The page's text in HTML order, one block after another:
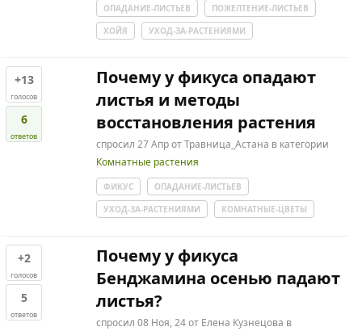
ОПАДАНИЕ-ЛИСТЬЕВ
ПОЖЕЛТЕНИЕ-ЛИСТЬЕВ
ХОЙЯ
УХОД-ЗА-РАСТЕНИЯМИ
+13
голосов
6
ответов
Почему у фикуса опадают
листья и методы
восстановления растения
спросил 27 Апр отТравница_Астана в категории
Комнатные растения
ФИКУС
ОПАДАНИЕ-ЛИСТЬЕВ
УХОД-ЗА-РАСТЕНИЯМИ
КОМНАТНЫЕ-ЦВЕТЫ
+2
голосов
5
ответов
Почему у фикуса
Бенджамина осенью падают
листья?
спросил 08 Ноя, 24 от Елена Кузнецова в